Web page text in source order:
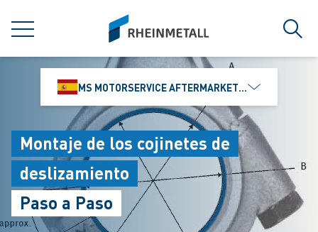
MENÚ
siteLogo
MS MOTORSERVICE AFTERMARKET IBÉRICA, S.L
Montaje de los cojinetes de
deslizamiento
Paso a Paso